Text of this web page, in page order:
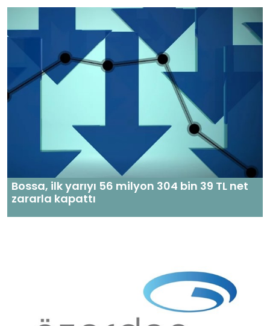
Bossa, ilk yarıyı 56 milyon 304 bin 39 TL net
zararla kapattı